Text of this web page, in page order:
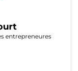
entrepreneures